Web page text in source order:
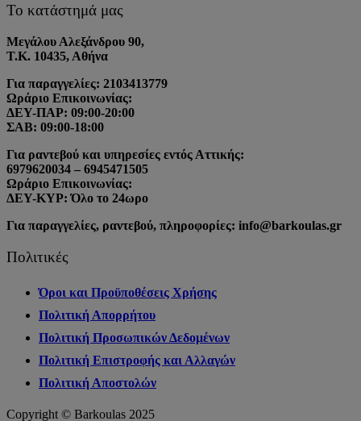
Το κατάστημά μας
Μεγάλου Αλεξάνδρου 90,
Τ.Κ. 10435, Αθήνα
Για παραγγελίες: 2103413779
Ωράριο Επικοινωνίας:
ΔΕΥ-ΠΑΡ: 09:00-20:00
ΣΑΒ: 09:00-18:00
Για ραντεβού και υπηρεσίες εντός Αττικής:
6979620034 – 6945471505
Ωράριο Επικοινωνίας:
ΔΕΥ-ΚΥΡ: Όλο το 24ωρο
Για παραγγελίες, ραντεβού, πληροφορίες: info@barkoulas.gr
Πολιτικές
Όροι και Προϋποθέσεις Χρήσης
Πολιτική Απορρήτου
Πολιτική Προσωπικών Δεδομένων
Πολιτική Επιστροφής και Αλλαγών
Πολιτική Αποστολών
Copyright © Barkoulas 2025